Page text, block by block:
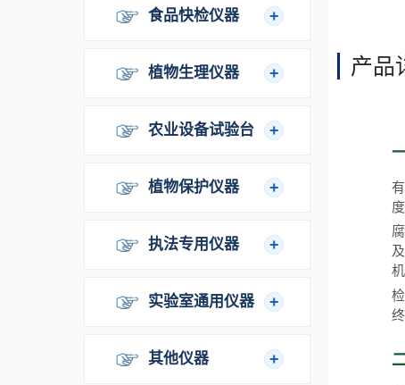
食品快检仪器
植物生理仪器
农业设备试验台
植物保护仪器
执法专用仪器
实验室通用仪器
其他仪器
产品